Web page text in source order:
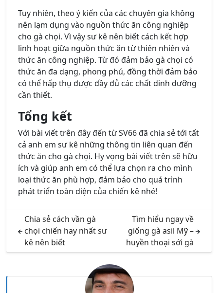
Tuy nhiên, theo ý kiến của các chuyên gia không
nên lạm dụng vào nguồn thức ăn công nghiệp
cho gà chọi. Vì vậy sư kê nên biết cách kết hợp
linh hoạt giữa nguồn thức ăn từ thiên nhiên và
thức ăn công nghiệp. Từ đó đảm bảo gà chọi có
thức ăn đa dạng, phong phú, đồng thời đảm bảo
có thể hấp thụ được đầy đủ các chất dinh dưỡng
cần thiết.
Tổng kết
Với bài viết trên đây đến từ SV66 đã chia sẻ tới tất
cả anh em sư kê những thông tin liên quan đến
thức ăn cho gà chọi. Hy vọng bài viết trên sẽ hữu
ích và giúp anh em có thể lựa chọn ra cho mình
loại thức ăn phù hợp, đảm bảo cho quá trình
phát triển toàn diện của chiến kê nhé!
Chia sẻ cách vần gà
chọi chiến hay nhất sư
kê nên biết
Tìm hiểu ngay về
giống gà asil Mỹ –
huyền thoại sới gà